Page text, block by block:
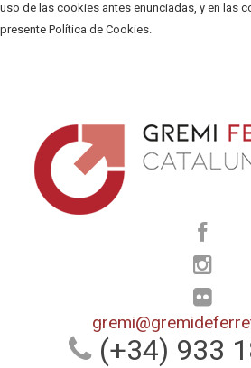
uso de las cookies antes enunciadas, y en las
presente Política de Cookies.
(+34) 933